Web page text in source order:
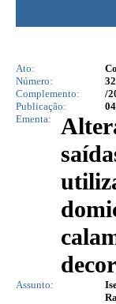
Ato:
Número:
32
Complemento:
/
Publicação:
Ementa:
Assunto: